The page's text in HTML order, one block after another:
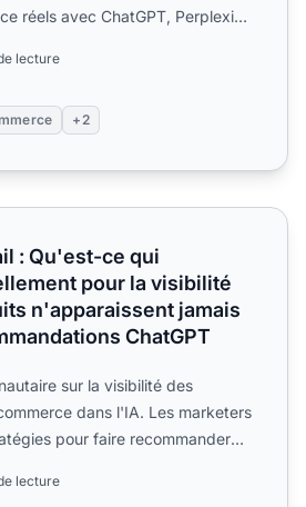
réels avec ChatGPT, Perplexity
lecture
+2
ce qui fonctionne réellement
: Qu'est-ce qui
pour la visibilité
n'apparaissent jamais
ChatGPT
sur la visibilité des
dans l'IA. Les marketers
pour faire recommander
lecture